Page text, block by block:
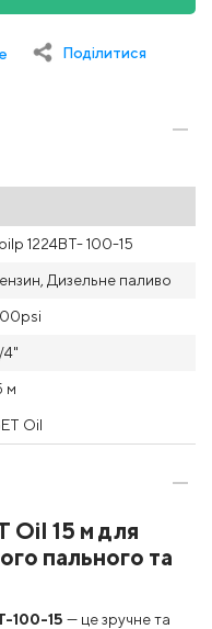
Поділитися
1224BT- 100-15
Дизельне паливо
4"
м
Oil
Oil 15 м для
пального та
100-15 — це зручне та